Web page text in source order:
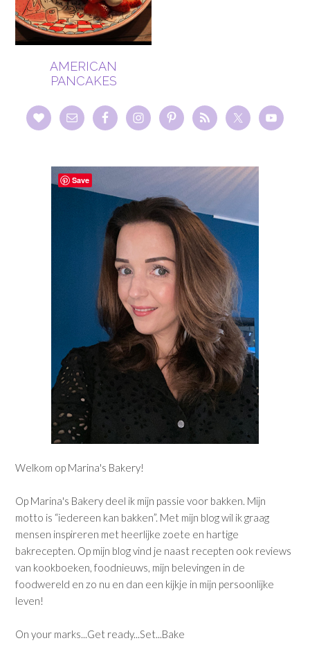
AMERICAN
PANCAKES
Welkom op Marina's Bakery!
Op Marina's Bakery deel ik mijn passie voor bakken. Mijn
motto is “iedereen kan bakken”. Met mijn blog wil ik graag
mensen inspireren met heerlijke zoete en hartige
bakrecepten. Op mijn blog vind je naast recepten ook reviews
van kookboeken, foodnieuws, mijn belevingen in de
foodwereld en zo nu en dan een kijkje in mijn persoonlijke
leven!
On your marks...Get ready...Set...Bake
Save